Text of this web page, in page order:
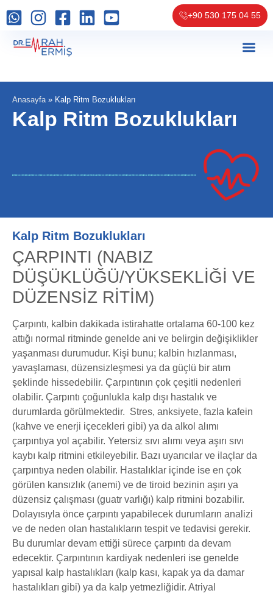
+90 530 175 04 55
Anasayfa» Kalp Ritm Bozuklukları
Kalp Ritm Bozuklukları
Kalp Ritm Bozuklukları
ÇARPINTI (NABIZ
DÜŞÜKLÜĞÜ/YÜKSEKLİĞİ VE
DÜZENSİZ RİTİM)
Çarpıntı, kalbin dakikada istirahatte ortalama 60-100 kez
attığı normal ritminde genelde ani ve belirgin değişiklikler
yaşanması durumudur. Kişi bunu; kalbin hızlanması,
yavaşlaması, düzensizleşmesi ya da güçlü bir atım
şeklinde hissedebilir. Çarpıntının çok çeşitli nedenleri
olabilir. Çarpıntı çoğunlukla kalp dışı hastalık ve
durumlarda görülmektedir. Stres, anksiyete, fazla kafein
(kahve ve enerji içecekleri gibi) ya da alkol alımı
çarpıntıya yol açabilir. Yetersiz sıvı alımı veya aşırı sıvı
kaybı kalp ritmini etkileyebilir. Bazı uyarıcılar ve ilaçlar da
çarpıntıya neden olabilir. Hastalıklar içinde ise en çok
görülen kansızlık (anemi) ve de tiroid bezinin aşırı ya
düzensiz çalışması (guatr varlığı) kalp ritmini bozabilir.
Dolayısıyla önce çarpıntı yapabilecek durumların analizi
ve de neden olan hastalıkların tespit ve tedavisi gerekir.
Bu durumlar devam ettiği sürece çarpıntı da devam
edecektir. Çarpıntının kardiyak nedenleri ise genelde
yapısal kalp hastalıkları (kalp kası, kapak ya da damar
hastalıkları gibi) ya da kalp yetmezliğidir. Atriyal